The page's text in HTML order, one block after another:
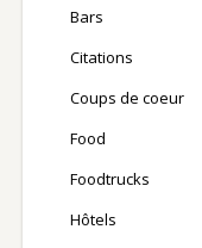
Bars
Citations
Coups de coeur
Food
Foodtrucks
Hôtels